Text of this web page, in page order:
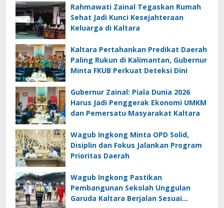
Rahmawati Zainal Tegaskan Rumah
Sehat Jadi Kunci Kesejahteraan
Keluarga di Kaltara
Kaltara Pertahankan Predikat Daerah
Paling Rukun di Kalimantan, Gubernur
Minta FKUB Perkuat Deteksi Dini
Gubernur Zainal: Piala Dunia 2026
Harus Jadi Penggerak Ekonomi UMKM
dan Pemersatu Masyarakat Kaltara
Wagub Ingkong Minta OPD Solid,
Disiplin dan Fokus Jalankan Program
Prioritas Daerah
Wagub Ingkong Pastikan
Pembangunan Sekolah Unggulan
Garuda Kaltara Berjalan Sesuai